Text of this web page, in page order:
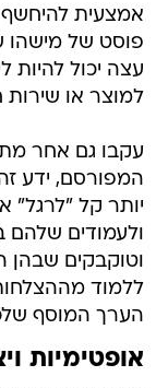
אמצעית להיחשף
פוסט של
עצה יכול להיות
למוצר או
עקבו גם אחר
המפורסם, ידע זה
יותר קל "לרגל"
ולעמודים שלהם
וטוקבקים שבהן
ללמוד
הערך המוסף
אופטימיות